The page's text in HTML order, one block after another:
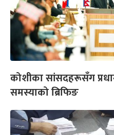
कोशीका सांसदहरूसँग
समस्याको ब्रिफिङ